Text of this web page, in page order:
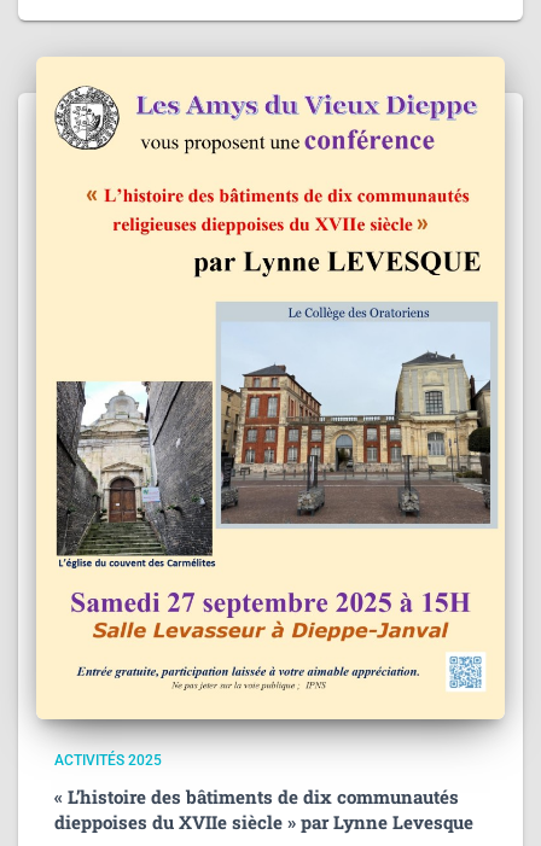
ACTIVITÉS 2025
« L’histoire des bâtiments de dix communautés
dieppoises du XVIIe siècle » par Lynne Levesque